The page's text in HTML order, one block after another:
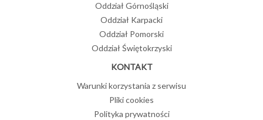
Oddział Górnośląski
Oddział Karpacki
Oddział Pomorski
Oddział Świętokrzyski
KONTAKT
Warunki korzystania z serwisu
Pliki cookies
Polityka prywatności